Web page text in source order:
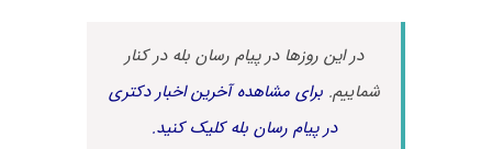
در این روزها در پیام رسان بله در کنار
شماییم.برای مشاهده آخرین اخبار دکتری
در پیام رسان بله کلیک کنید.